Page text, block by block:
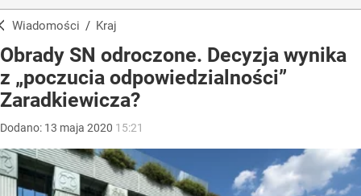
Wiadomości / Kraj
Obrady SN odroczone. Decyzja wynika
z „poczucia odpowiedzialności”
Zaradkiewicza?
Dodano: 13 maja 2020 15:21